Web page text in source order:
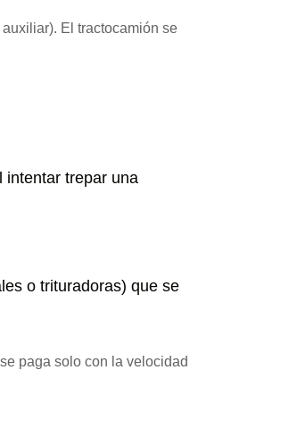
El tractocamión se
intentar trepar una
o trituradoras) que se
paga solo con la velocidad